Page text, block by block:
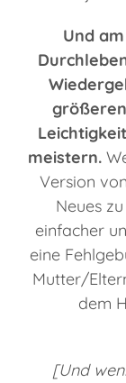
Und
meistern.
Version
Neues
einfacher
eine
Mutter/
dem
[Und